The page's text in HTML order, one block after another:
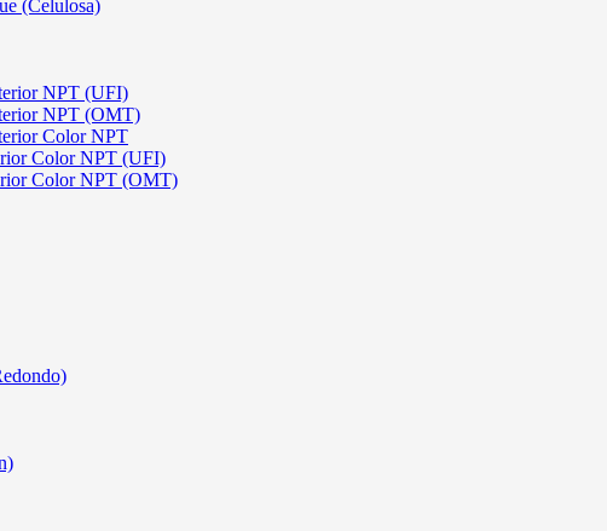
(Celulosa)
NPT (UFI)
NPT (OMT)
Color NPT
Color NPT (UFI)
Color NPT (OMT)